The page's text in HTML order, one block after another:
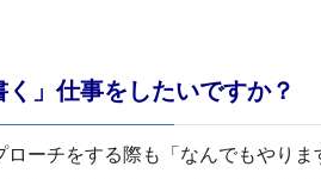
く」仕事をしたいですか？
ローチをする際も「なんでもやり